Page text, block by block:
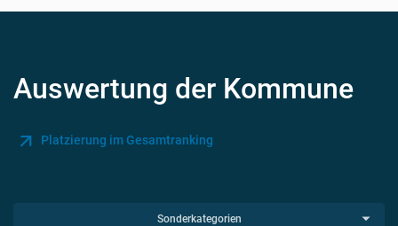
Auswertung der Kommune
Platzierung im Gesamtranking
Sonderkategorien